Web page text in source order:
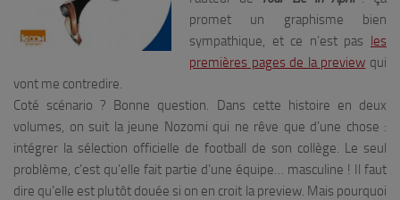
promet un graphisme bien
sympathique, et ce n’est pas les
premières pages de la preview qui
vont me contredire.
Coté scénario ? Bonne question. Dans cette histoire en deux
volumes, on suit la jeune Nozomi qui ne rêve que d’une chose :
intégrer la sélection officielle de football de son collège. Le seul
problème, c’est qu’elle fait partie d’une équipe… masculine ! Il faut
dire qu’elle est plutôt douée si on en croit la preview. Mais pourquoi